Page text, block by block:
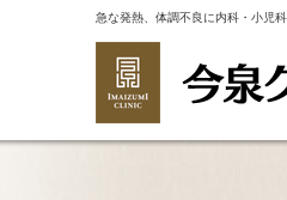
急な発熱、体調不良に内科・小児